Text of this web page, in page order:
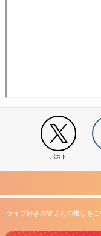
ポスト
ライブ好きの皆さんの推しをご